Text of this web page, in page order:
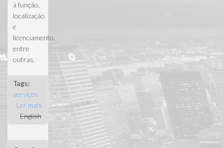
à função,
localização
e
licenciamento,
entre
outras.
Tags:
serviços
Ler mais
acerca de
English